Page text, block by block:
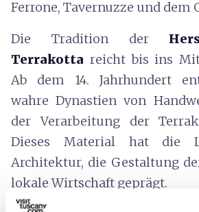
Ferrone, Tavernuzze und dem
Die Tradition der
Terrakotta reicht bis ins
Ab dem 14. Jahrhundert
wahre Dynastien von
der Verarbeitung der
Dieses Material hat die
Architektur, die Gestaltung
lokale Wirtschaft geprägt.